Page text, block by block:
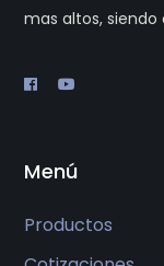
mas altos,
Menú
Productos